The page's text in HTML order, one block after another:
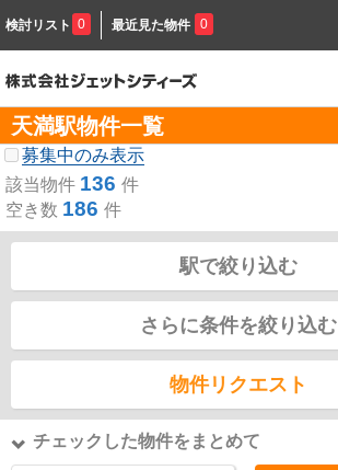
検討リスト 0 最近見た物件 0
天満駅物件一覧
募集中のみ表示
該当物件 136 件
空き数 186 件
駅で絞り込む
さらに条件を絞り込む
物件リクエスト
チェックした物件をまとめて